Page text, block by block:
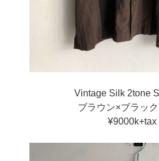
Vintage Silk 2tone
ブラウン×ブラッ
¥9000k+tax